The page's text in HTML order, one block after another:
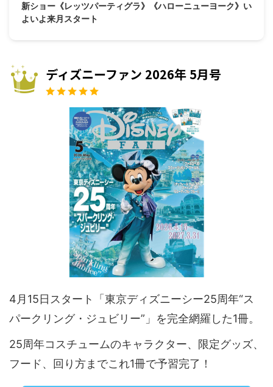
新ショー《レッツパーティグラ》《ハローニューヨーク》い
よいよ来月スタート
ディズニーファン 2026年 5月号
4月15日スタート「東京ディズニーシー25周年“ス
パークリング・ジュビリー”」を完全網羅した1冊。
25周年コスチュームのキャラクター、限定グッズ、
フード、回り方までこれ1冊で予習完了！